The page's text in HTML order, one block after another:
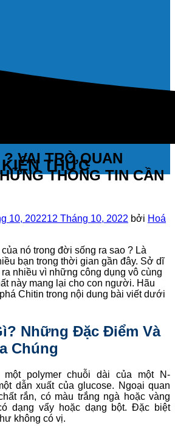
THỨC
VAI TRÒ QUAN
THÔNG TIN CẦN
10, 202212 Tháng 10, 2022 bởi Hoá
của nó trong đời sống ra sao ? Là
bạn trong thời gian gần đây. Sở dĩ
nhiều vì những công dụng vô cùng
này mang lại cho con người. Hãu
Chitin trong nội dung bài viết dưới
Những Đặc Điểm Và
Chúng
polymer chuỗi dài của một N-
dẫn xuất của glucose. Ngoại quan
rắn, có màu trắng ngà hoặc vàng
dạng vẩy hoặc dạng bột. Đặc biệt
không có vị.